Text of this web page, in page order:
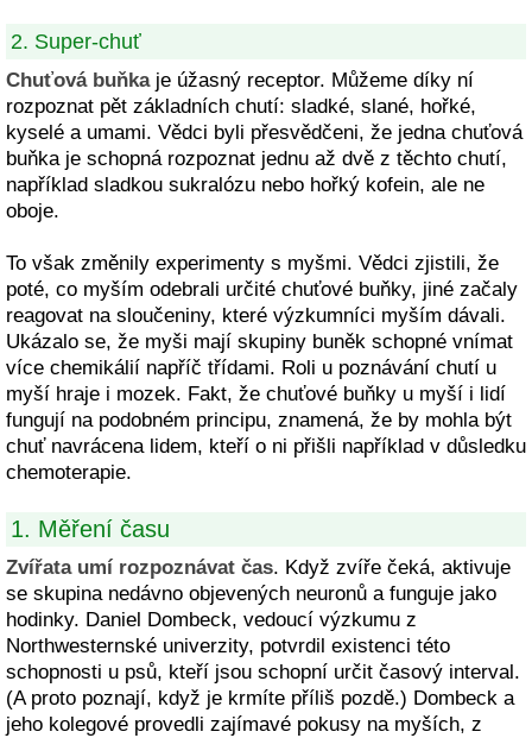
2. Super-chuť
Chuťová buňkaje úžasný receptor. Můžeme díky ní
rozpoznat pět základních chutí: sladké, slané, hořké,
kyselé a umami. Vědci byli přesvědčeni, že jedna chuťová
buňka je schopná rozpoznat jednu až dvě z těchto chutí,
například sladkou sukralózu nebo hořký kofein, ale ne
oboje.
To však změnily experimenty s myšmi. Vědci zjistili, že
poté, co myším odebrali určité chuťové buňky, jiné začaly
reagovat na sloučeniny, které výzkumníci myším dávali.
Ukázalo se, že myši mají skupiny buněk schopné vnímat
více chemikálií napříč třídami. Roli u poznávání chutí u
myší hraje i mozek. Fakt, že chuťové buňky u myší i lidí
fungují na podobném principu, znamená, že by mohla být
chuť navrácena lidem, kteří o ni přišli například v důsledku
chemoterapie.
1. Měření času
Zvířata umí rozpoznávat čas. Když zvíře čeká, aktivuje
se skupina nedávno objevených neuronů a funguje jako
hodinky. Daniel Dombeck, vedoucí výzkumu z
Northwesternské univerzity, potvrdil existenci této
schopnosti u psů, kteří jsou schopní určit časový interval.
(A proto poznají, když je krmíte příliš pozdě.) Dombeck a
jeho kolegové provedli zajímavé pokusy na myších, z